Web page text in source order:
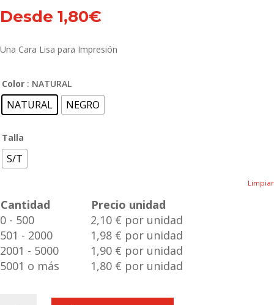
Desde 1,80€
Una Cara Lisa para Impresión
Color : NATURAL
NATURAL NEGRO
Talla
S/T
Limpiar
Cantidad
Precio unidad
0 - 500
2,10 € por unidad
501 - 2000
1,98 € por unidad
2001 - 5000
1,90 € por unidad
5001 o más
1,80 € por unidad